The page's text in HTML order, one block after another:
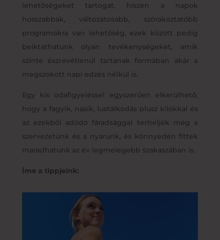
lehetőségeket tartogat, hiszen a napok
hosszabbak, változatosabb, szórakoztatóbb
programokra van lehetőség, ezek között pedig
beiktathatunk olyan tevékenységeket, amik
szinte észrevétlenül tartanak formában akár a
megszokott napi edzés nélkül is.
Egy kis odafigyeléssel egyszerűen elkerülhető,
hogy a fagyik, nasik, lustálkodás plusz kilókkal és
az ezekből adódó fáradsággal terheljék meg a
szervezetünk és a nyarunk, és könnyedén fittek
maradhatunk az év legmelegebb szakaszában is.
Íme a tippjeink: